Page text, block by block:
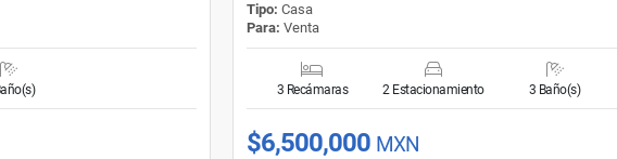
Tipo: Casa
Para: Venta
3 Recámaras 2 Estacionamiento 3 Baño(s)
$6,500,000 MXN